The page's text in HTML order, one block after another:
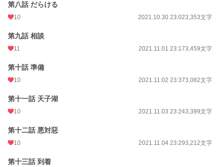
第八話 だらける
10 2021.10.30 23:023,353文字
第九話 相談
11 2021.11.01 23:173,459文字
第十話 準備
10 2021.11.02 23:373,082文字
第十一話 天子湖
10 2021.11.03 23:243,399文字
第十二話 悪対惡
10 2021.11.04 23:293,212文字
第十三話 到着